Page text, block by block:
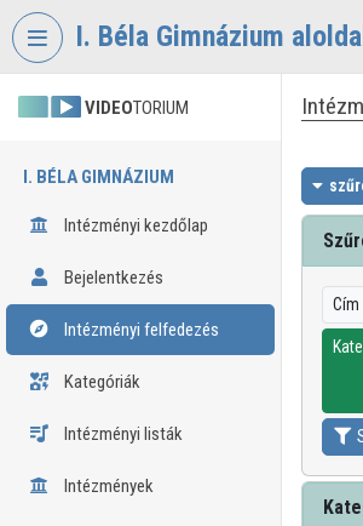
Fejléc kihagyása
I. Béla Gimnázium
VIDEOTORIUM
I. BÉLA GIMNÁZIUM
Intézményi kezdőlap
Bejelentkezés
Intézményi felfedezés
Kategóriák
Intézményi listák
Intézmények